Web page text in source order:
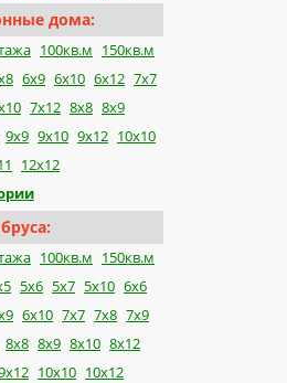
дома:
100кв.м 150кв.м
6x9 6x10 6x12 7x7
7x12 8x8 8x9
9x9 9x10 9x12 10x10
12x12
100кв.м 150кв.м
5x6 5x7 5x10 6x6
6x10 7x7 7x8 7x9
8x8 8x9 8x10 8x12
10x10 10x12